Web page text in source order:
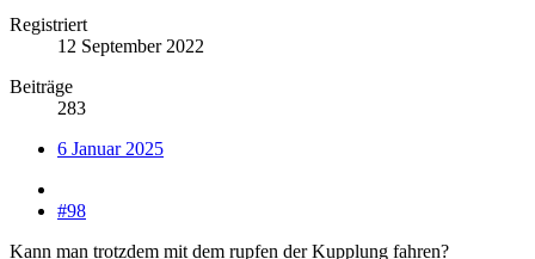
Registriert
12 September 2022
Beiträge
283
6 Januar 2025
#98
Kann man trotzdem mit dem rupfen der Kupplung fahren?